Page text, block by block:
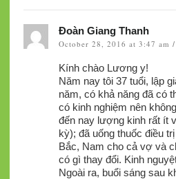
Đoàn Giang Thanh
October 28, 2016 at 3:47 am /
Kính chào Lương y!
Năm nay tôi 37 tuổi, lập
năm, có khả năng đã có
có kinh nghiệm nên
đến nay lượng kinh rất ít
kỳ); đã uống thuốc điều
Bắc, Nam cho cả vợ và
có gì thay đổi. Kinh
Ngoài ra, buổi sáng sau